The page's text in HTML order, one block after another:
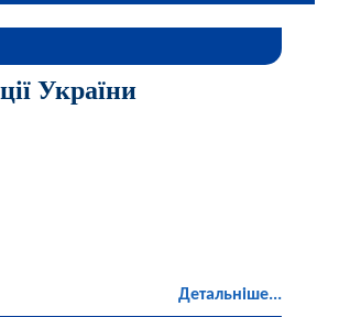
України
Детальніше...